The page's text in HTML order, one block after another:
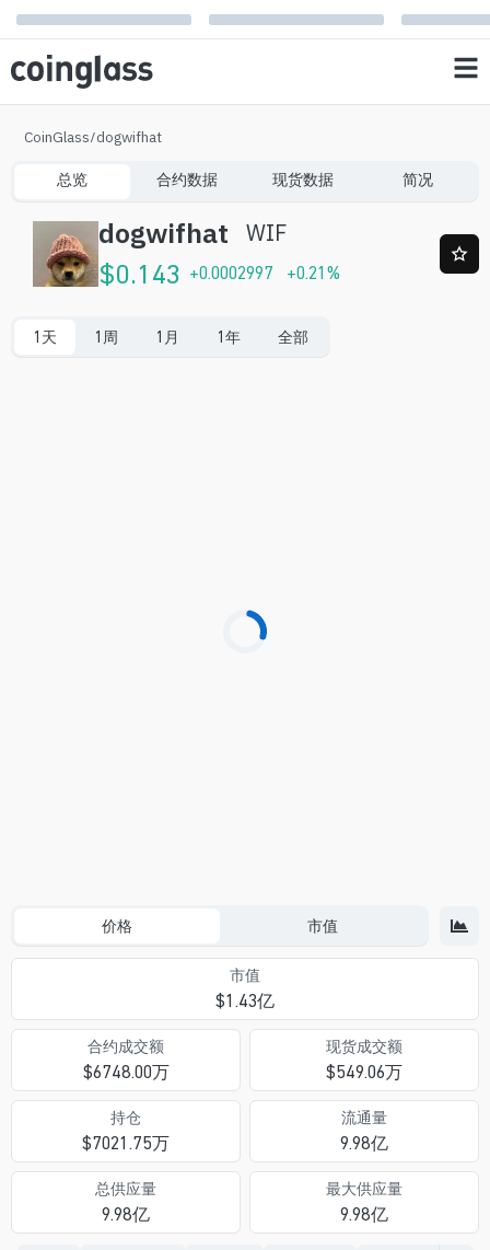
CoinGlass/dogwifhat
总览 合约数据 现货数据 简况
dogwifhat WIF
$0.143 +0.0002997 +0.21 %
1天 1周 1月 1年 全部
价格 市值
市值
$1.43亿
合约成交额
$6748.00万
现货成交额
$549.06万
持仓
$7021.75万
流通量
9.98亿
总供应量
9.98亿
最大供应量
9.98亿